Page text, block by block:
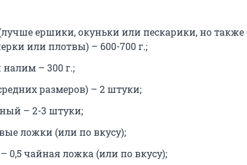
ершики, окуньки или пескарики, но также
или плотвы) – 600-700 г.;
– 300 г.;
размеров) – 2 штуки;
– 2-3 штуки;
ложки (или по вкусу);
0,5 чайная ложка (или по вкусу);